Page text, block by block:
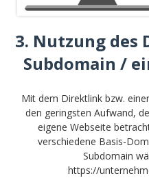
3. Nutzung
Subdomain /
Mit dem Direktlink bzw.
den geringsten Aufwand,
eigene Webseite
verschiedene Basis-
Subdomain
https://